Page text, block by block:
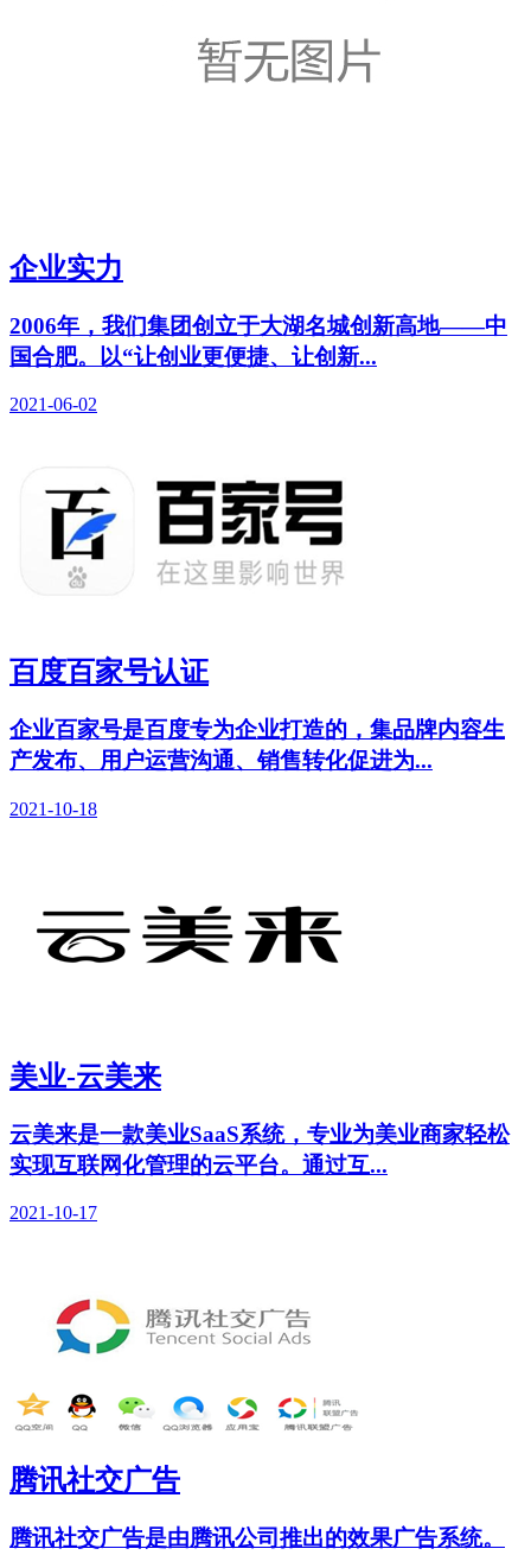
企业实力
2006年，我们集团创立于大湖名城创新高地——中
国合肥。以“让创业更便捷、让创新...
2021-06-02
百度百家号认证
企业百家号是百度专为企业打造的，集品牌内容生
产发布、用户运营沟通、销售转化促进为...
2021-10-18
美业-云美来
云美来是一款美业SaaS系统，专业为美业商家轻松
实现互联网化管理的云平台。通过互...
2021-10-17
腾讯社交广告
腾讯社交广告是由腾讯公司推出的效果广告系统。